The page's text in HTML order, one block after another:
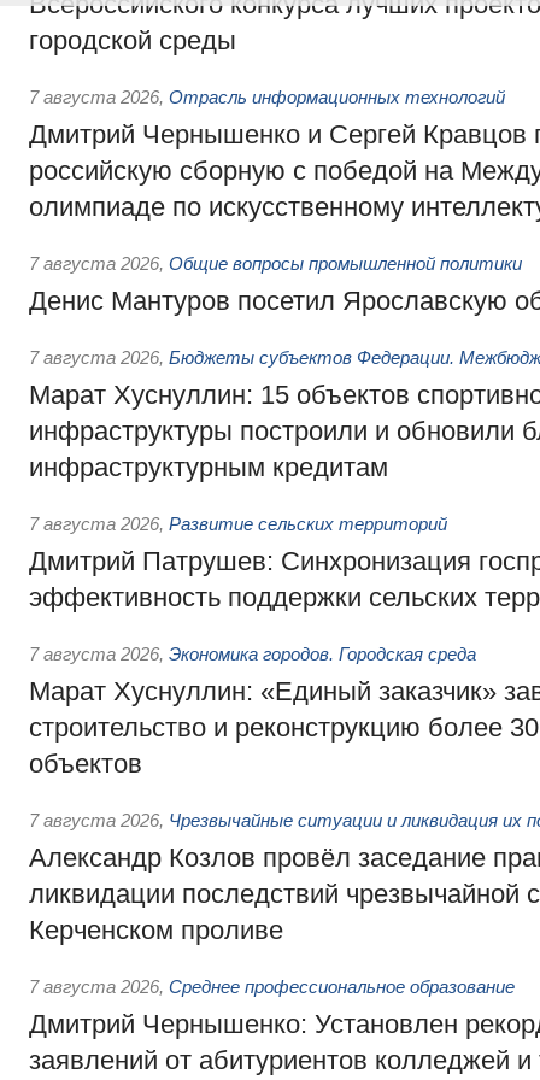
городской среды
7 августа 2026, Отрасль информационных технологий
Дмитрий Чернышенко и Сергей Кравцов
российскую сборную с победой на
олимпиаде по искусственному
7 августа 2026, Общие вопросы промышленной политики
Денис Мантуров посетил Ярославскую
7 августа 2026, Бюджеты субъектов Федерации.
Марат Хуснуллин: 15 объектов
инфраструктуры построили и обновили
инфраструктурным кредитам
7 августа 2026, Развитие сельских территорий
Дмитрий Патрушев: Синхронизация
эффективность поддержки сельских
7 августа 2026, Экономика городов. Городская среда
Марат Хуснуллин: «Единый заказчик»
строительство и реконструкцию более
объектов
7 августа 2026, Чрезвычайные ситуации и ликвидация их
Александр Козлов провёл заседание
ликвидации последствий чрезвычайной
Керченском проливе
7 августа 2026, Среднее профессиональное образование
Дмитрий Чернышенко: Установлен
заявлений от абитуриентов колледжей и